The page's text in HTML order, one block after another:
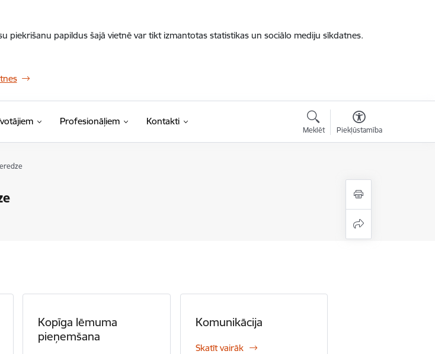
piekrišanu papildus šajā vietnē var tikt izmantotas statistikas un sociālo mediju sīkdatnes.
Profesionāļiem Kontakti
Meklēt Piekļūstamība
Kopīga lēmuma
pieņemšana
Komunikācija
Skatīt vairāk